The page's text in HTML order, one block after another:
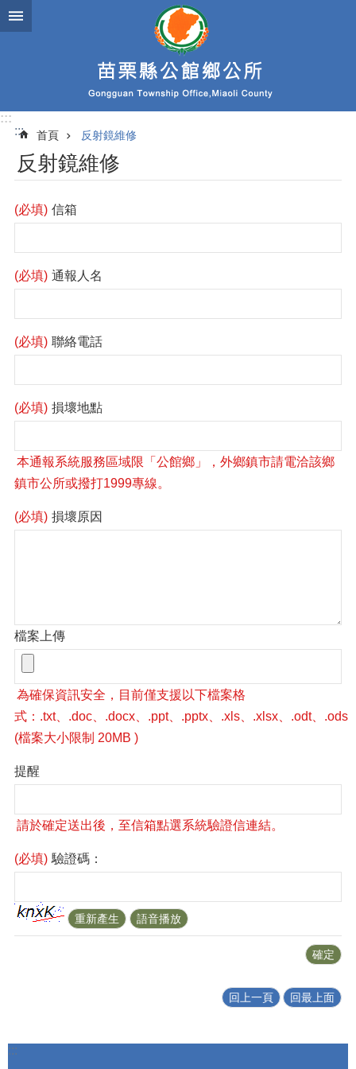
跳到主要內容區塊
:::
:::
首頁 反射鏡維修
反射鏡維修
(必填) 信箱
(必填) 通報人名
(必填) 聯絡電話
(必填) 損壞地點
(必填) 損壞原因
檔案上傳
提醒
(必填) 驗證碼：
回上一頁 回最上面
:::